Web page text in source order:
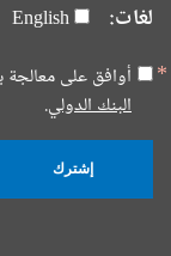
لغات: English
أوافق على معالجة
البنك الدولي.
إشترك